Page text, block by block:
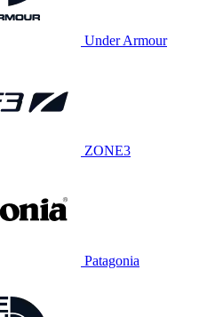
Under Armour
ZONE3
Patagonia